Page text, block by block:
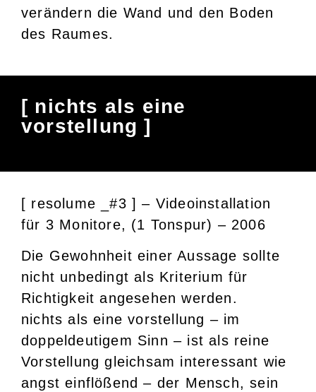
verändern die Wand und den Boden
des Raumes.
[ nichts als eine
vorstellung ]
[ resolume _#3 ] – Videoinstallation
für 3 Monitore, (1 Tonspur) – 2006
Die Gewohnheit einer Aussage sollte
nicht unbedingt als Kriterium für
Richtigkeit angesehen werden.
nichts als eine vorstellung – im
doppeldeutigem Sinn – ist als reine
Vorstellung gleichsam interessant wie
angst einflößend – der Mensch, sein